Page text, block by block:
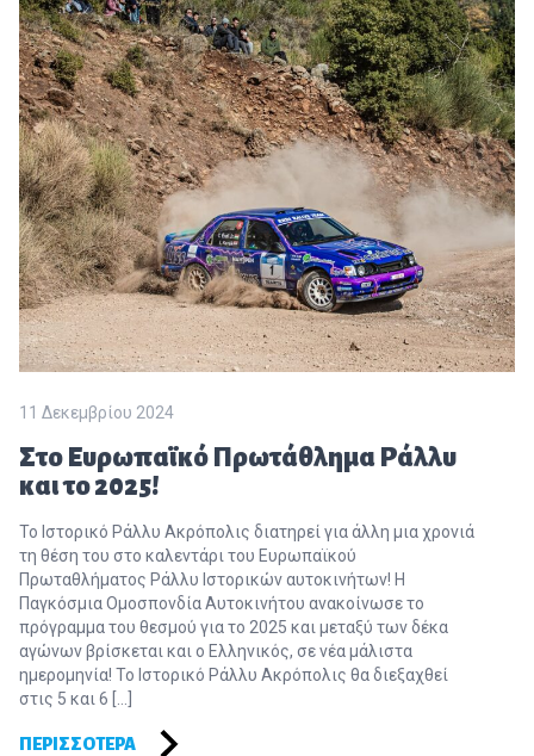
11 Δεκεμβρίου 2024
Στο Ευρωπαϊκό Πρωτάθλημα Ράλλυ
και το 2025!
Το Ιστορικό Ράλλυ Ακρόπολις διατηρεί για άλλη μια χρονιά
τη θέση του στο καλεντάρι του Ευρωπαϊκού
Πρωταθλήματος Ράλλυ Ιστορικών αυτοκινήτων! Η
Παγκόσμια Ομοσπονδία Αυτοκινήτου ανακοίνωσε το
πρόγραμμα του θεσμού για το 2025 και μεταξύ των δέκα
αγώνων βρίσκεται και ο Ελληνικός, σε νέα μάλιστα
ημερομηνία! Το Ιστορικό Ράλλυ Ακρόπολις θα διεξαχθεί
στις 5 και 6 […]
ΠΕΡΙΣΣΌΤΕΡΑ